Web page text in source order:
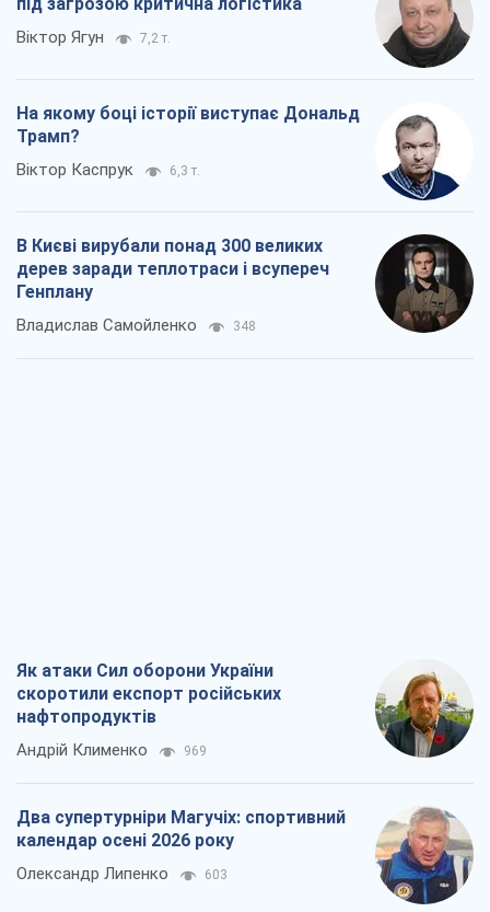
Віктор Ягун 7,2 т.
На якому боці історії виступає Дональд
Трамп?
Віктор Каспрук 6,3 т.
В Києві вирубали понад 300 великих
дерев заради теплотраси і всупереч
Генплану
Владислав Самойленко 348
Як атаки Сил оборони України
скоротили експорт російських
нафтопродуктів
Андрій Клименко 969
Два супертурніри Магучіх: спортивний
календар осені 2026 року
Олександр Липенко 603